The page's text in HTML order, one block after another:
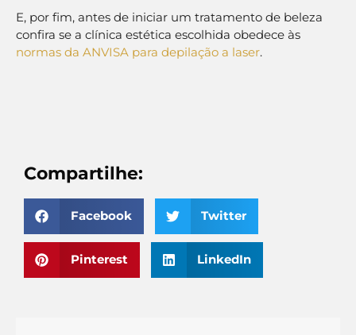
E, por fim, antes de iniciar um tratamento de beleza
confira se a clínica estética escolhida obedece às
normas da ANVISA para depilação a laser.
Compartilhe:
Facebook Twitter
Pinterest LinkedIn